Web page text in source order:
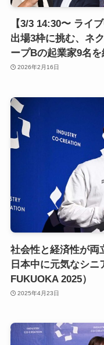
【3/3 14:30〜 ライ
出場3枠に挑む、ネ
ープBの起業家9名を
2026年2月16日
社会性と経済性が両
日本中に元気なシ
FUKUOKA 2025）
2025年4月23日